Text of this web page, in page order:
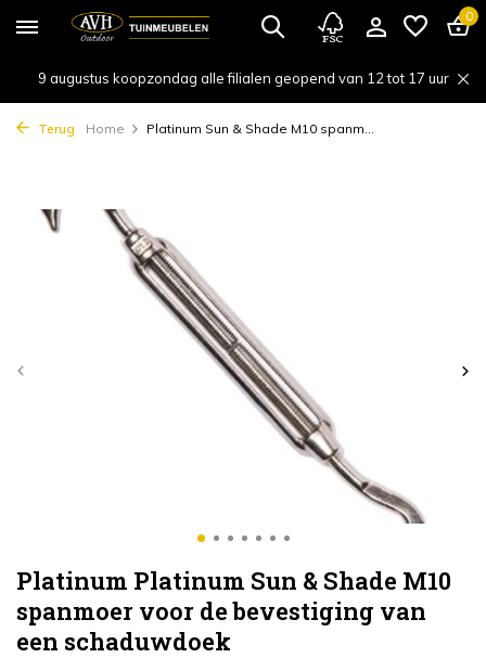
0
9 augustus koopzondag alle filialen geopend van 12 tot 17 uur
Terug Home Platinum Sun & Shade M10 spanm...
Platinum Platinum Sun & Shade M10
spanmoer voor de bevestiging van
een schaduwdoek